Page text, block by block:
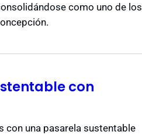
como uno de los
con
con una pasarela sustentable